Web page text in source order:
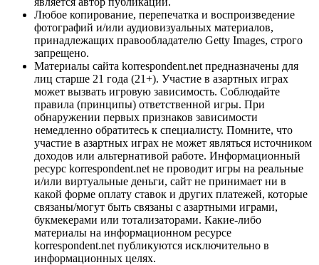
Любое копирование, перепечатка и воспроизведение
фотографий и/или аудиовизуальных материалов,
принадлежащих правообладателю Getty Images, строго
запрещено.
Материалы сайта korrespondent.net предназначены для
лиц старше 21 года (21+). Участие в азартных играх
может вызвать игровую зависимость. Соблюдайте
правила (принципы) ответственной игры. При
обнаружении первых признаков зависимости
немедленно обратитесь к специалисту. Помните, что
участие в азартных играх не может являться источником
доходов или альтернативой работе. Информационный
ресурс korrespondent.net не проводит игры на реальные
и/или виртуальные деньги, сайт не принимает ни в
какой форме оплату ставок и других платежей, которые
связаны/могут быть связаны с азартными играми,
букмекерами или тотализаторами. Какие-либо
материалы на информационном ресурсе
korrespondent.net публикуются исключительно в
информационных целях.